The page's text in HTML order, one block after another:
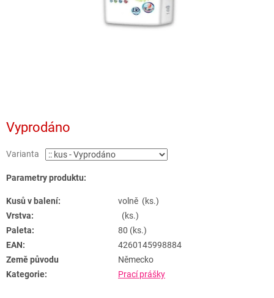
Vyprodáno
Varianta
Parametry produktu:
Kusů v balení:
volně (ks.)
Vrstva:
(ks.)
Paleta:
80 (ks.)
EAN:
4260145998884
Země původu
Německo
Kategorie:
Prací prášky